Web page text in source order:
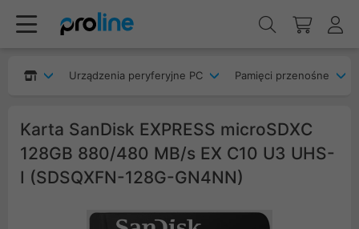
Urządzenia peryferyjne PC Pamięci przenośne
Karta SanDisk EXPRESS microSDXC
128GB 880/480 MB/s EX C10 U3 UHS-
I (SDSQXFN-128G-GN4NN)